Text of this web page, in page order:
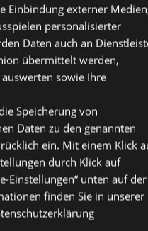
Weitere
Filialen
ADRESSE
Tchibo
LUVE
Einbindung externer
personalisierter
Daten auch an
übermittelt werden,
sowie Ihre
Speicherung von
Daten zu den genannten
ein. Mit einem Klick
durch Klick auf
Einstellungen“ unten auf der
finden Sie in unserer